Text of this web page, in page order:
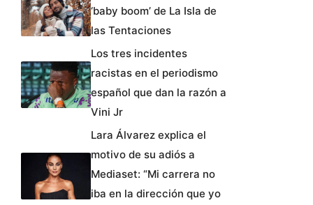
‘baby boom’ de La Isla de
las Tentaciones
Los tres incidentes
racistas en el periodismo
español que dan la razón a
Vini Jr
Lara Álvarez explica el
motivo de su adiós a
Mediaset: “Mi carrera no
iba en la dirección que yo